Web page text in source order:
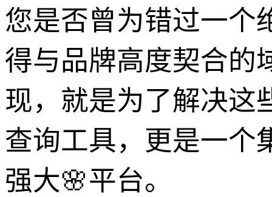
您是否曾为错过一个
得与品牌高度契合的
现，就是为了解决这
查询工具，更是一个
强大🌸平台。